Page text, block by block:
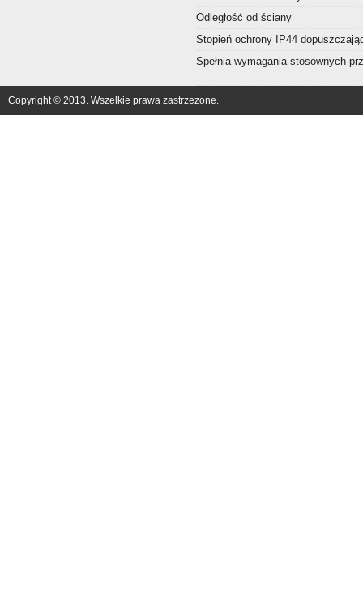
Odległość od ściany
Stopień ochrony IP44
Spełnia wymagania stosownych
Copyright © 2013. Wszelkie prawa zastrzezone.